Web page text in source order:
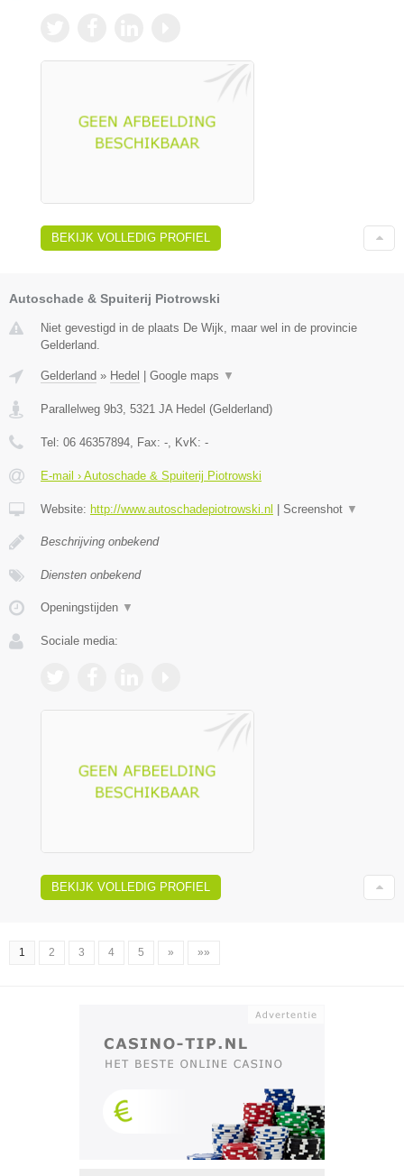
BEKIJK VOLLEDIG PROFIEL
Autoschade & Spuiterij Piotrowski
Niet gevestigd in de plaats De Wijk, maar wel in de provincie
Gelderland.
Gelderland » Hedel Google maps ▼
Parallelweg 9b3, 5321 JA Hedel (Gelderland)
Tel: 06 46357894, Fax: -, KvK: -
E-mail › Autoschade & Spuiterij Piotrowski
Website: http://www.autoschadepiotrowski.nl Screenshot ▼
Beschrijving onbekend
Diensten onbekend
Openingstijden ▼
Sociale media:
BEKIJK VOLLEDIG PROFIEL
1 2 3 4 5 » »»